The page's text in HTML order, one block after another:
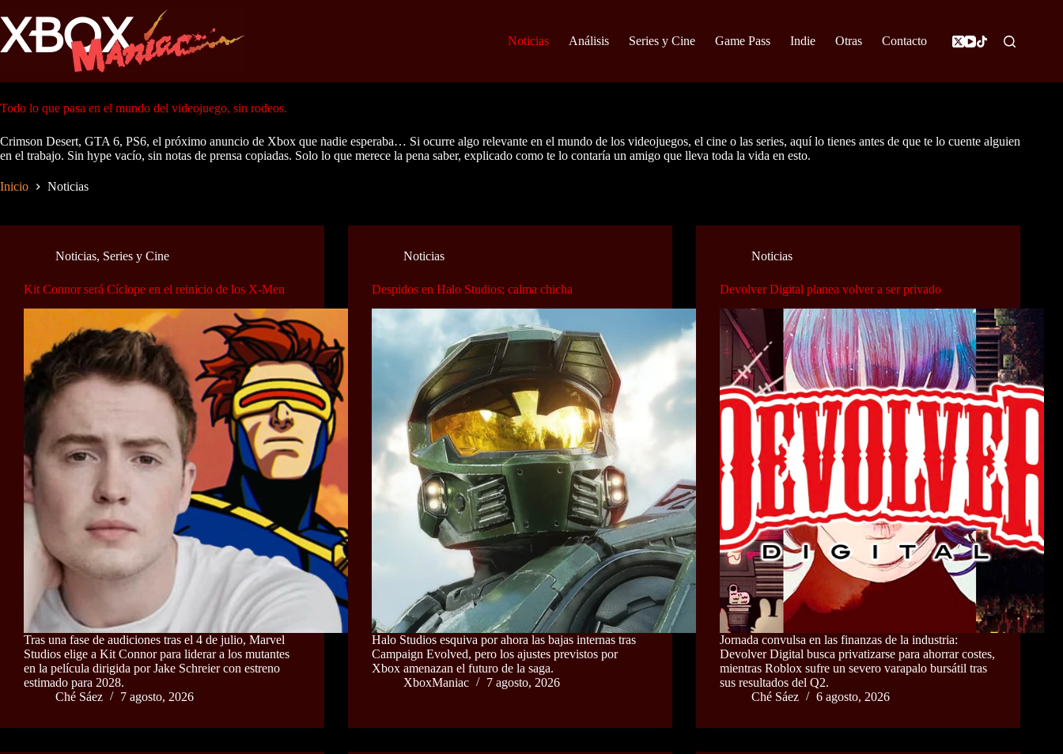
al
contenido
Noticias Análisis Series y Cine Game Pass Indie Otras Contacto
Todo lo que pasa en el mundo del videojuego, sin rodeos.
Crimson Desert, GTA 6, PS6, el próximo anuncio de Xbox que nadie esperaba… Si ocurre algo relevante en el mundo de los videojuegos, el cine o las series, aquí lo tienes antes de que te lo cuente alguien
en el trabajo. Sin hype vacío, sin notas de prensa copiadas. Solo lo que merece la pena saber, explicado como te lo contaría un amigo que lleva toda la vida en esto.
Inicio Noticias
Noticias, Series y Cine
Kit Connor será Cíclope en el reinicio de los X-Men
Tras una fase de audiciones tras el 4 de julio, Marvel
Studios elige a Kit Connor para liderar a los mutantes
en la película dirigida por Jake Schreier con estreno
estimado para 2028.
Ché Sáez
7 agosto, 2026
Noticias
Despidos en Halo Studios: calma chicha
Halo Studios esquiva por ahora las bajas internas tras
Campaign Evolved, pero los ajustes previstos por
Xbox amenazan el futuro de la saga.
XboxManiac
7 agosto, 2026
Noticias
Devolver Digital planea volver a ser privado
Jornada convulsa en las finanzas de la industria:
Devolver Digital busca privatizarse para ahorrar costes,
mientras Roblox sufre un severo varapalo bursátil tras
sus resultados del Q2.
Ché Sáez
6 agosto, 2026